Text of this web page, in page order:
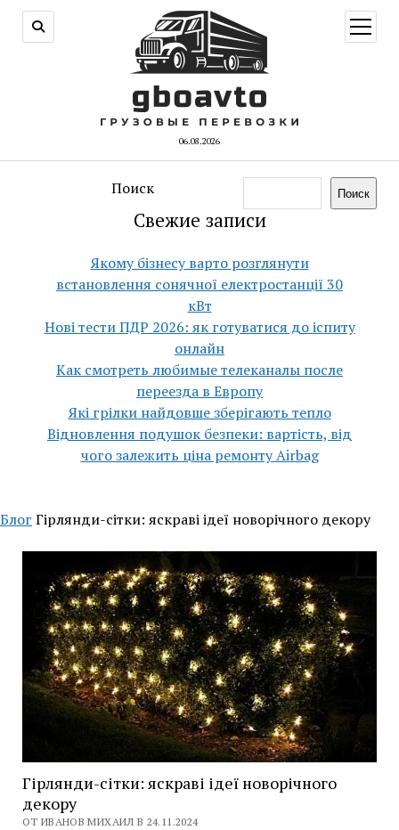
06.08.2026
меню
Поиск Поиск
Свежие записи
Якому бізнесу варто розглянути
встановлення сонячної електростанції 30
кВт
Нові тести ПДР 2026: як готуватися до іспиту
онлайн
Как смотреть любимые телеканалы после
переезда в Европу
Які грілки найдовше зберігають тепло
Відновлення подушок безпеки: вартість, від
чого залежить ціна ремонту Airbag
Блог Гірлянди-сітки: яскраві ідеї новорічного декору
Гірлянди-сітки: яскраві ідеї новорічного
декору
ОТ ИВАНОВ МИХАИЛ В 24.11.2024